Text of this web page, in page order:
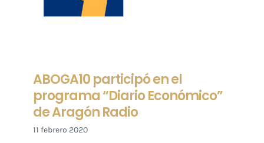
ABOGA10 participó en el
programa “Diario Económico”
de Aragón Radio
11 febrero 2020